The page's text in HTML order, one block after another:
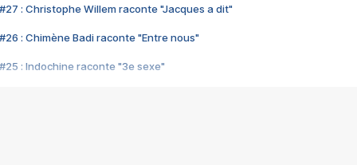
#27 : Christophe Willem raconte "Jacques a dit"
#26 : Chimène Badi raconte "Entre nous"
#25 : Indochine raconte "3e sexe"